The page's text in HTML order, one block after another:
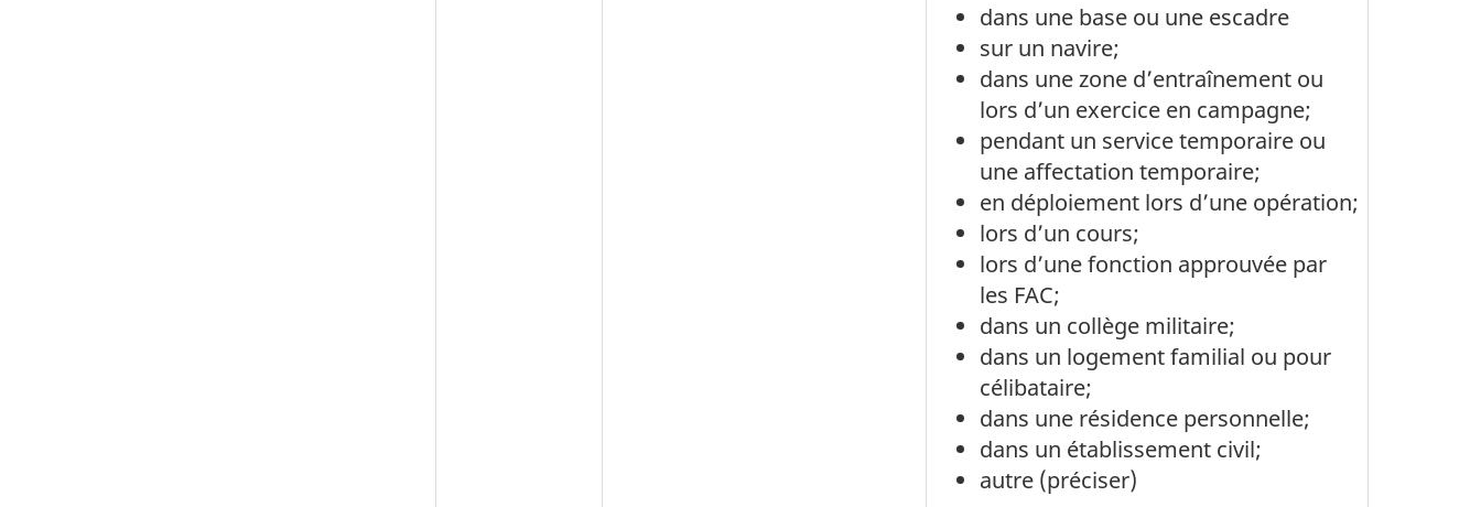
dans une base ou une escadre
sur un navire;
dans une zone d’entraînement ou
lors d’un exercice en campagne;
pendant un service temporaire ou
une affectation temporaire;
en déploiement lors d’une opération;
lors d’un cours;
lors d’une fonction approuvée par
les FAC;
dans un collège militaire;
dans un logement familial ou pour
célibataire;
dans une résidence personnelle;
dans un établissement civil;
autre (préciser)